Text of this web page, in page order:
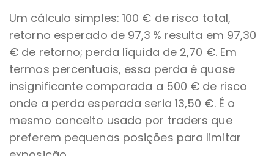
Um cálculo simples: 100 € de risco total,
retorno esperado de 97,3 % resulta em 97,30
€ de retorno; perda líquida de 2,70 €. Em
termos percentuais, essa perda é quase
insignificante comparada a 500 € de risco
onde a perda esperada seria 13,50 €. É o
mesmo conceito usado por traders que
preferem pequenas posições para limitar